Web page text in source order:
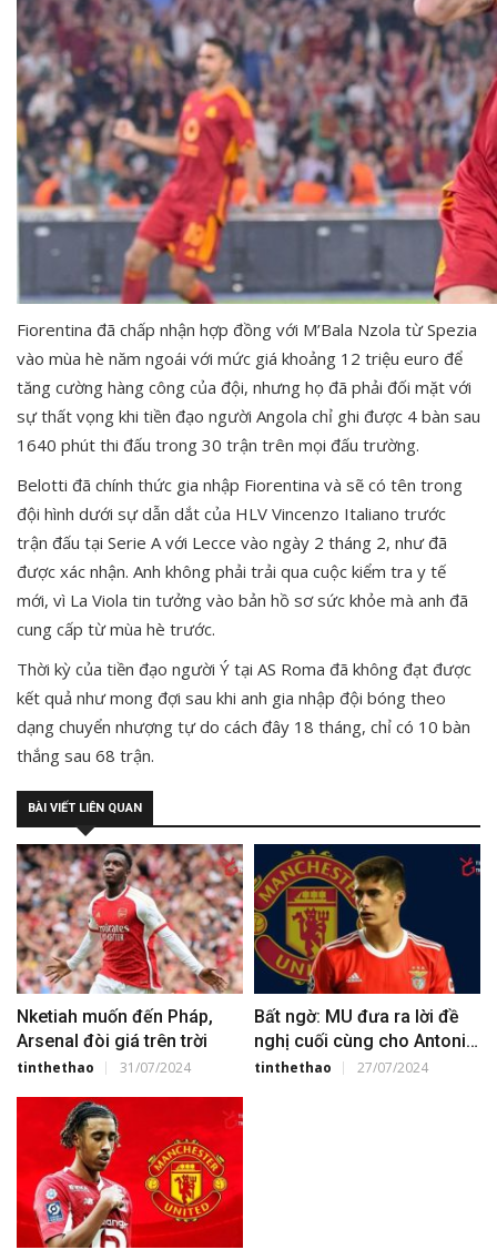
Fiorentina đã chấp nhận hợp đồng với M’Bala Nzola từ Spezia
vào mùa hè năm ngoái với mức giá khoảng 12 triệu euro để
tăng cường hàng công của đội, nhưng họ đã phải đối mặt với
sự thất vọng khi tiền đạo người Angola chỉ ghi được 4 bàn sau
1640 phút thi đấu trong 30 trận trên mọi đấu trường.
Belotti đã chính thức gia nhập Fiorentina và sẽ có tên trong
đội hình dưới sự dẫn dắt của HLV Vincenzo Italiano trước
trận đấu tại Serie A với Lecce vào ngày 2 tháng 2, như đã
được xác nhận. Anh không phải trải qua cuộc kiểm tra y tế
mới, vì La Viola tin tưởng vào bản hồ sơ sức khỏe mà anh đã
cung cấp từ mùa hè trước.
Thời kỳ của tiền đạo người Ý tại AS Roma đã không đạt được
kết quả như mong đợi sau khi anh gia nhập đội bóng theo
dạng chuyển nhượng tự do cách đây 18 tháng, chỉ có 10 bàn
thắng sau 68 trận.
BÀI VIẾT LIÊN QUAN
Nketiah muốn đến Pháp,
Arsenal đòi giá trên trời
tinthethao 31/07/2024
Bất ngờ: MU đưa ra lời đề
nghị cuối cùng cho Antonio
Silva
tinthethao 27/07/2024